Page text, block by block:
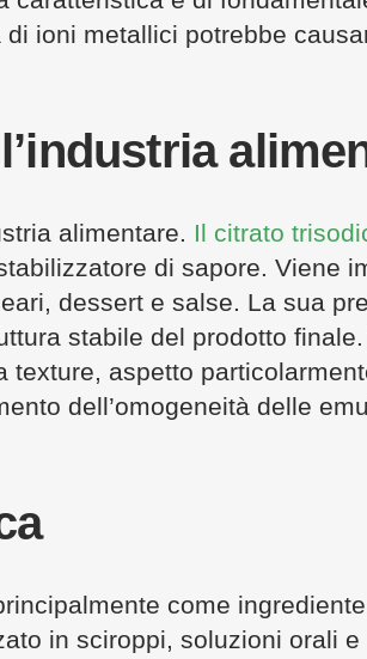
ioni metallici potrebbe
alimentare. Il citrato
di sapore. Viene
dessert e salse. La sua
stabile del prodotto
texture, aspetto
dell’omogeneità delle
come
in sciroppi, soluzioni orali e